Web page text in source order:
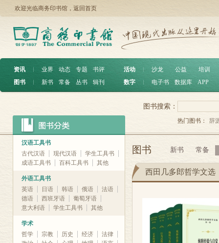
欢迎光临商务印书馆， 返回首页
资讯 ︱ 业界 动态 专题
书评
图书
︱ 新书 常备 丛书 辑刊
活动 沙龙 公益
培训
数字
电子书 数据库 APP
汉语工具书
古代汉语
现代汉语
学生工具书
成语工具书
百科工具书 其他
外语工具书
英语
日语 韩语 俄语
法语
德语
西班牙语
葡萄牙语
意大利语
学生工具书 其他
学术
哲学
宗教 历史 经济
法律
图书搜索：
热门图书： 辞
图书 新书 常备
西田几多郎哲学文选